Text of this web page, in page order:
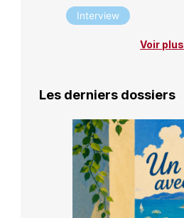
Interview
Voir plus
Les derniers dossiers